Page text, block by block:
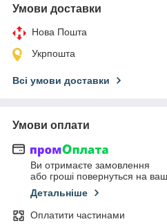
Умови доставки
Нова Пошта
Укрпошта
Всі умови доставки
Умови оплати
Ви отримаєте замовлення
або гроші повернуться на
Детальніше
Оплатити частинами